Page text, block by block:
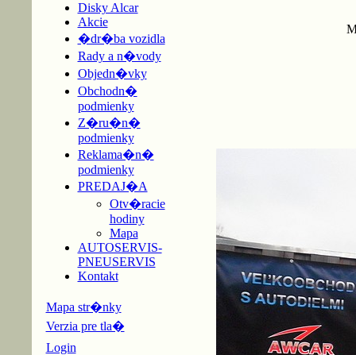
Disky Alcar
Akcie
�dr�ba vozidla
Rady a n�vody
Objedn�vky
Obchodn�
podmienky
Z�ru�n�
podmienky
Reklama�n�
podmienky
PREDAJ�A
Otv�racie
hodiny
Mapa
AUTOSERVIS-
PNEUSERVIS
Kontakt
Mapa str�nky
Verzia pre tla�
Login